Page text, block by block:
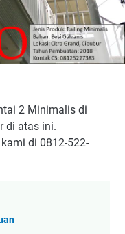
2 Minimalis di
di atas ini.
di 0812-522-